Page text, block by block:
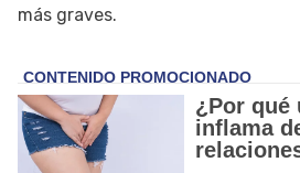
más graves.